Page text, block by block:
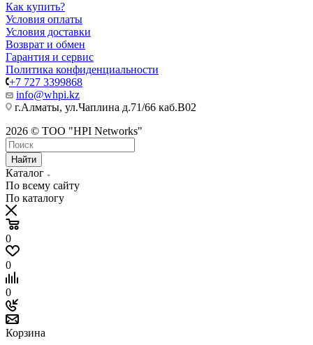
Как купить?
Условия оплаты
Условия доставки
Возврат и обмен
Гарантия и сервис
Политика конфиденциальности
+7 727 3399868
info@whpi.kz
г.Алматы, ул.Чаплина д.71/66 каб.B02
2026 © ТОО "HPI Networks"
Найти
Каталог
По всему сайту
По каталогу
0
0
0
Корзина